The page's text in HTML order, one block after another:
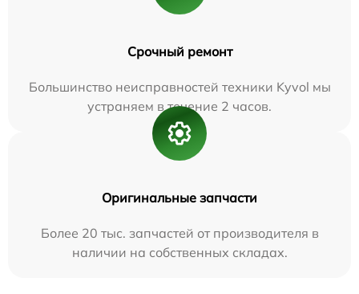
Срочный ремонт
Большинство неисправностей техники Kyvol мы
устраняем в течение 2 часов.
Оригинальные запчасти
Более 20 тыс. запчастей от производителя в
наличии на собственных складах.